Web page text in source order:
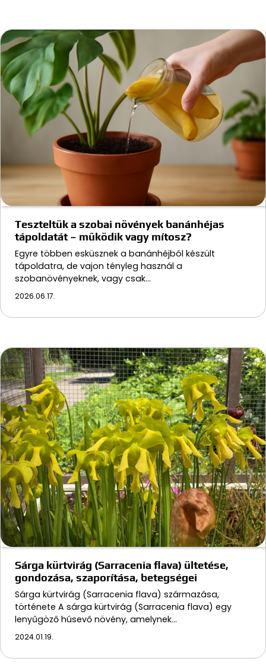
Teszteltük a szobai növények banánhéjas
tápoldatát – működik vagy mítosz?
Egyre többen esküsznek a banánhéjból készült
tápoldatra, de vajon tényleg használ a
szobanövényeknek, vagy csak…
2026.06.17.
Sárga kürtvirág (Sarracenia flava) ültetése,
gondozása, szaporítása, betegségei
Sárga kürtvirág (Sarracenia flava) származása,
története A sárga kürtvirág (Sarracenia flava) egy
lenyűgöző húsevő növény, amelynek…
2024.01.19.